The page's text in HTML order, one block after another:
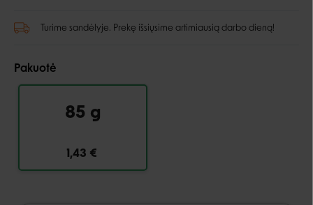
Turime sandėlyje. Prekę išsiųsime artimiausią darbo dieną!
Pakuotė
85 g
1,43 €